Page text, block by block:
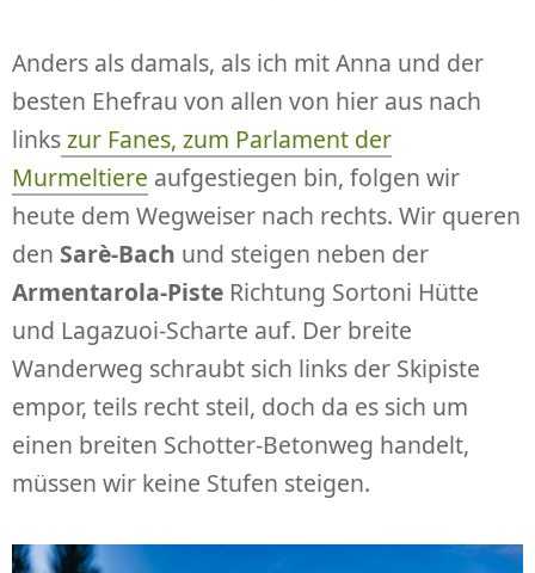
Anders als damals, als ich mit Anna und der
besten Ehefrau von allen von hier aus nach
linkszur Fanes, zum Parlament der
Murmeltiere aufgestiegen bin, folgen wir
heute dem Wegweiser nach rechts. Wir queren
den Sarè-Bach und steigen neben der
Armentarola-Piste Richtung Sortoni Hütte
und Lagazuoi-Scharte auf. Der breite
Wanderweg schraubt sich links der Skipiste
empor, teils recht steil, doch da es sich um
einen breiten Schotter-Betonweg handelt,
müssen wir keine Stufen steigen.